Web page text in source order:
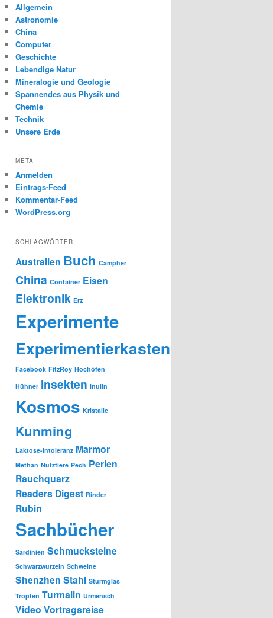
Allgemein
Astronomie
China
Computer
Geschichte
Lebendige Natur
Mineralogie und Geologie
Spannendes aus Physik und
Chemie
Technik
Unsere Erde
META
Anmelden
Eintrags-Feed
Kommentar-Feed
WordPress.org
SCHLAGWÖRTER
Australien Buch Campher
China Container Eisen
Elektronik Erz
Experimente
Experimentierkasten
Facebook FitzRoy Hochöfen
Hühner Insekten Inulin
Kosmos Kristalle
Kunming
Laktose-Intoleranz Marmor
Methan Nutztiere Pech Perlen
Rauchquarz
Readers Digest Rinder
Rubin
Sachbücher
Sardinien Schmucksteine
Schwarzwurzeln Schweine
Shenzhen Stahl Sturmglas
Tropfen Turmalin Urmensch
Video Vortragsreise